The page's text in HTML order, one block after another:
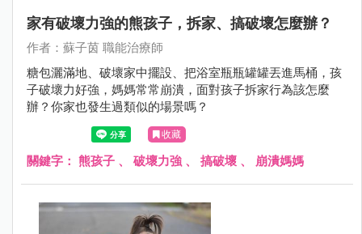
家有破壞力強的熊孩子，拆家、搞破壞怎麼辦？
作者：蘇子茵 職能治療師
糖包灑滿地、破壞家中擺設、把浴室瓶瓶罐罐丟進馬桶，孩
子破壞力好強，媽媽常常崩潰，面對孩子拆家行為該怎麼
辦？你家也發生過類似的場景嗎？
收藏
關鍵字： 熊孩子 、 破壞力強 、 搞破壞 、 崩潰媽媽